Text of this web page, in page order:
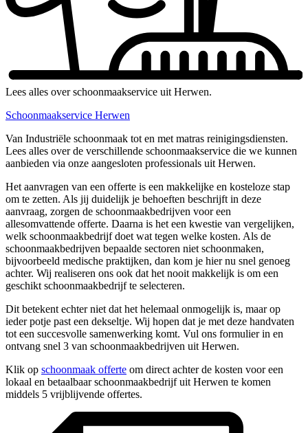
Lees alles over schoonmaakservice uit Herwen.
Schoonmaakservice Herwen
Van Industriële schoonmaak tot en met matras reinigingsdiensten.
Lees alles over de verschillende schoonmaakservice die we kunnen
aanbieden via onze aangesloten professionals uit Herwen.
Het aanvragen van een offerte is een makkelijke en kosteloze stap
om te zetten. Als jij duidelijk je behoeften beschrijft in deze
aanvraag, zorgen de schoonmaakbedrijven voor een
allesomvattende offerte. Daarna is het een kwestie van vergelijken,
welk schoonmaakbedrijf doet wat tegen welke kosten. Als de
schoonmaakbedrijven bepaalde sectoren niet schoonmaken,
bijvoorbeeld medische praktijken, dan kom je hier nu snel genoeg
achter. Wij realiseren ons ook dat het nooit makkelijk is om een
geschikt schoonmaakbedrijf te selecteren.
Dit betekent echter niet dat het helemaal onmogelijk is, maar op
ieder potje past een dekseltje. Wij hopen dat je met deze handvaten
tot een succesvolle samenwerking komt. Vul ons formulier in en
ontvang snel 3 van schoonmaakbedrijven uit Herwen.
Klik op schoonmaak offerte om direct achter de kosten voor een
lokaal en betaalbaar schoonmaakbedrijf uit Herwen te komen
middels 5 vrijblijvende offertes.